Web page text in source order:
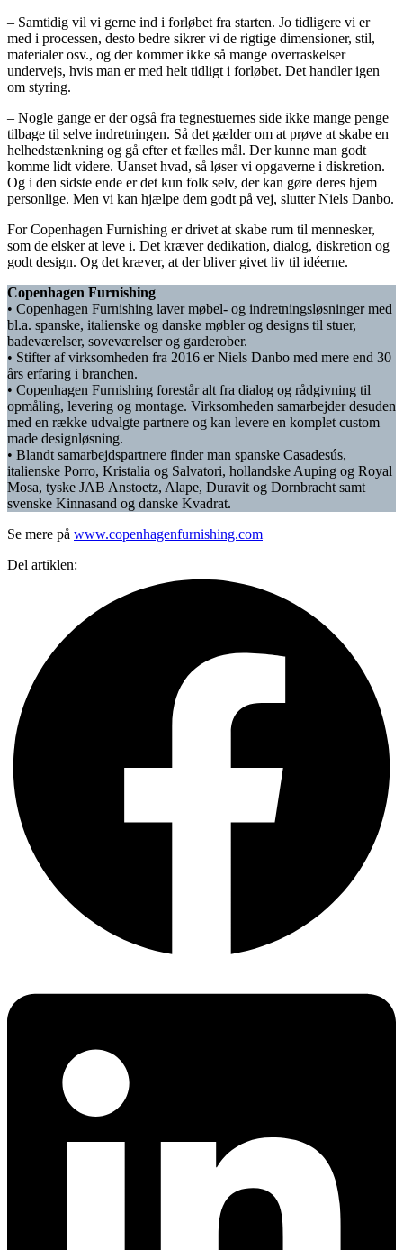
– Samtidig vil vi gerne ind i forløbet fra starten. Jo tidligere vi er
med i processen, desto bedre sikrer vi de rigtige dimensioner, stil,
materialer osv., og der kommer ikke så mange overraskelser
undervejs, hvis man er med helt tidligt i forløbet. Det handler igen
om styring.
– Nogle gange er der også fra tegnestuernes side ikke mange penge
tilbage til selve indretningen. Så det gælder om at prøve at skabe en
helhedstænkning og gå efter et fælles mål. Der kunne man godt
komme lidt videre. Uanset hvad, så løser vi opgaverne i diskretion.
Og i den sidste ende er det kun folk selv, der kan gøre deres hjem
personlige. Men vi kan hjælpe dem godt på vej, slutter Niels Danbo.
For Copenhagen Furnishing er drivet at skabe rum til mennesker,
som de elsker at leve i. Det kræver dedikation, dialog, diskretion og
godt design. Og det kræver, at der bliver givet liv til idéerne.
Copenhagen Furnishing
• Copenhagen Furnishing laver møbel- og indretningsløsninger med
bl.a. spanske, italienske og danske møbler og designs til stuer,
badeværelser, soveværelser og garderober.
• Stifter af virksomheden fra 2016 er Niels Danbo med mere end 30
års erfaring i branchen.
• Copenhagen Furnishing forestår alt fra dialog og rådgivning til
opmåling, levering og montage. Virksomheden samarbejder desuden
med en række udvalgte partnere og kan levere en komplet custom
made designløsning.
• Blandt samarbejdspartnere finder man spanske Casadesús,
italienske Porro, Kristalia og Salvatori, hollandske Auping og Royal
Mosa, tyske JAB Anstoetz, Alape, Duravit og Dornbracht samt
svenske Kinnasand og danske Kvadrat.
Se mere på www.copenhagenfurnishing.com
Del artiklen: